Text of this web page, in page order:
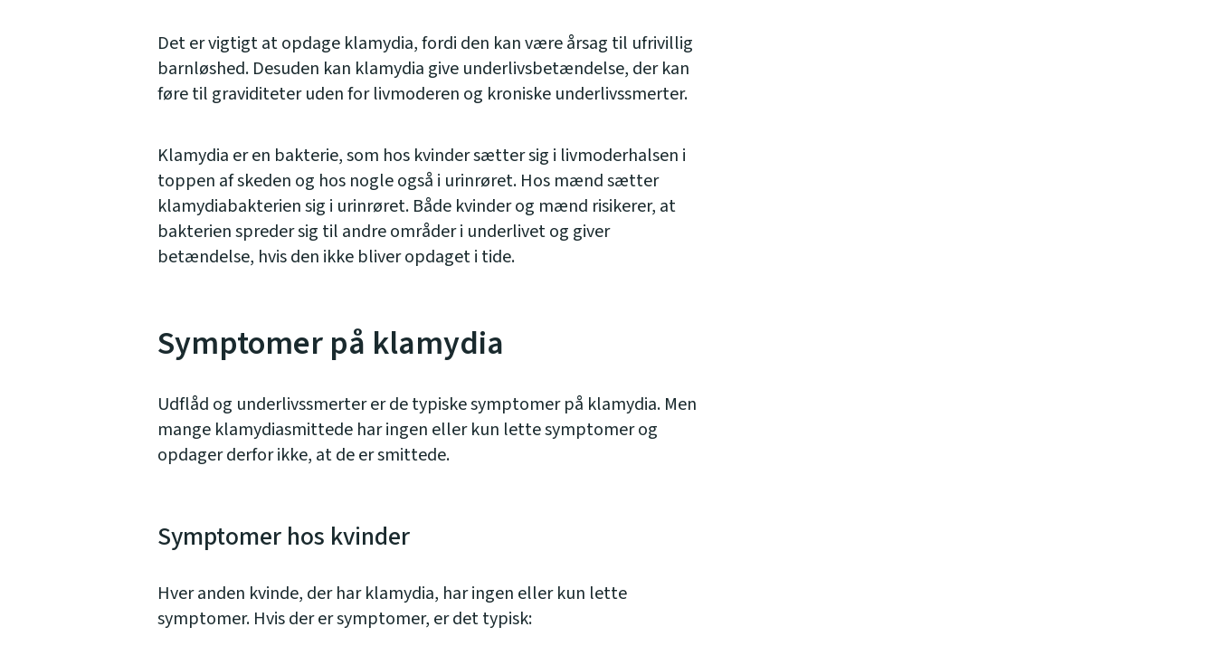
Det er vigtigt at opdage klamydia, fordi den kan være årsag til ufrivillig
barnløshed. Desuden kan klamydia give underlivsbetændelse, der kan
føre til graviditeter uden for livmoderen og kroniske underlivssmerter.
Klamydia er en bakterie, som hos kvinder sætter sig i livmoderhalsen i
toppen af skeden og hos nogle også i urinrøret. Hos mænd sætter
klamydiabakterien sig i urinrøret. Både kvinder og mænd risikerer, at
bakterien spreder sig til andre områder i underlivet og giver
betændelse, hvis den ikke bliver opdaget i tide.
Symptomer på klamydia
Udflåd og underlivssmerter er de typiske symptomer på klamydia. Men
mange klamydiasmittede har ingen eller kun lette symptomer og
opdager derfor ikke, at de er smittede.
Symptomer hos kvinder
Hver anden kvinde, der har klamydia, har ingen eller kun lette
symptomer. Hvis der er symptomer, er det typisk: